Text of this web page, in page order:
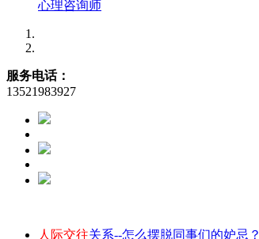
心理咨询师
服务电话：
13521983927
人际交往关系--怎么摆脱同事们的妒忌？